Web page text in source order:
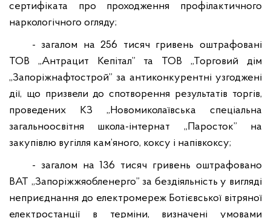
сертифіката про проходження профілактичного
наркологічного огляду;
- загалом на 256 тисяч гривень оштрафовані
ТОВ „Антрацит Кепітал” та ТОВ „Торговий дім
„Запоріжнафтострой” за антиконкурентні узгоджені
дії, що призвели до спотворення результатів торгів,
проведених КЗ „Новомиколаївська спеціальна
загальноосвітня школа-інтернат „Паросток” на
закупівлю вугілля кам’яного, коксу і напівкоксу;
- загалом на 136 тисяч гривень оштрафовано
ВАТ „Запоріжжяобленерго” за бездіяльність у вигляді
неприєднання до електромереж Ботієвської вітряної
електростанції в терміни, визначені умовами